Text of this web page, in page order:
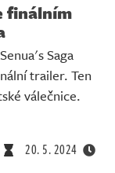
finálním
Saga
trailer. Ten
válečnice.
20. 5. 2024